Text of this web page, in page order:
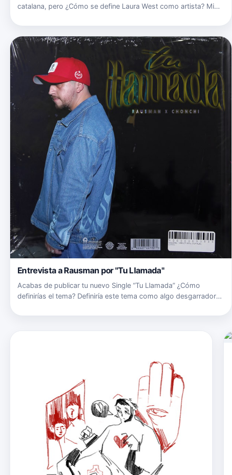
catalana, pero ¿Cómo se define Laura West como artista? Mi
me voy encontrando como persona. Me puedo definir como
una artista …
Entrevista a Rausman por "Tu Llamada"
Acabas de publicar tu nuevo Single “Tu Llamada” ¿Cómo
definirías el tema? Definiría este tema como algo desgarrador
tristeza, desilusión, psicosis, historia momentos y algunas